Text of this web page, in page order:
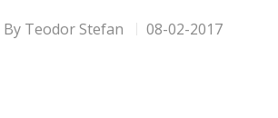
By Teodor Stefan 08-02-2017